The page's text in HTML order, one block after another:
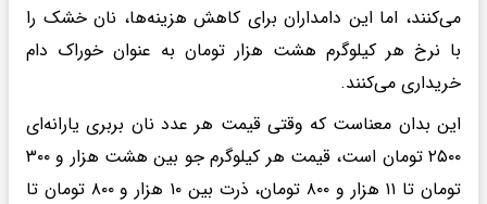
می‌کنند، اما این دامداران برای کاهش هزینه‌ها، نان خشک را
با نرخ هر کیلوگرم هشت هزار تومان به عنوان خوراک دام
خریداری می‌کنند.
این بدان معناست که وقتی قیمت هر عدد نان بربری یارانه‌ای
۲۵۰۰ تومان است، قیمت هر کیلوگرم جو بین هشت هزار و ۳۰۰
تومان تا ۱۱ هزار و ۸۰۰ تومان، ذرت بین ۱۰ هزار و ۸۰۰ تومان تا